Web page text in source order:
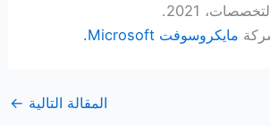
2021.
مايكروسوفت Microsoft.
المقالة التالية ←